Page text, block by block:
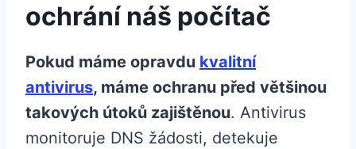
ochrání náš počítač
Pokud máme opravdu kvalitní
antivirus, máme ochranu před většinou
takových útoků zajištěnou. Antivirus
monitoruje DNS žádosti, detekuje